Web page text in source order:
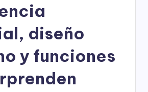
diseño
y funciones